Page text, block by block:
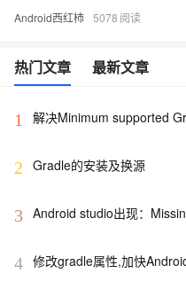
Android西红柿 5078
热门文章 最新文章
1
解决Minimum supported
2 Gradle的安装及换源
3 Android studio出现：
4 修改gradle属性,加快